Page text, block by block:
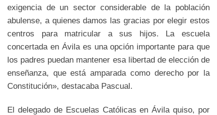
exigencia de un sector considerable de la población
abulense, a quienes damos las gracias por elegir estos
centros para matricular a sus hijos. La escuela
concertada en Ávila es una opción importante para que
los padres puedan mantener esa libertad de elección de
enseñanza, que está amparada como derecho por la
Constitución», destacaba Pascual.
El delegado de Escuelas Católicas en Ávila quiso, por